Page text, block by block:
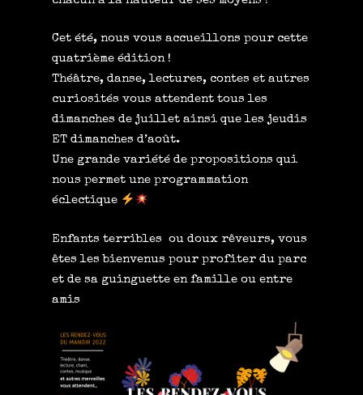
Cet été, nous vous accueillons pour cette
quatrième édition !
Théâtre, danse, lectures, contes et autres
curiosités vous attendent tous les
dimanches de juillet ainsi que les jeudis
ET dimanches d’août.
Une grande variété de propositions qui
nous permet une programmation
éclectique
Enfants terribles ou doux rêveurs, vous
êtes les bienvenus pour profiter du parc
et de sa guinguette en famille ou entre
amis